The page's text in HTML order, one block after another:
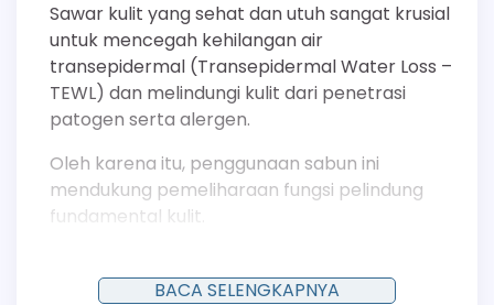
Sawar kulit yang sehat dan utuh sangat krusial
untuk mencegah kehilangan air
transepidermal (Transepidermal Water Loss –
TEWL) dan melindungi kulit dari penetrasi
patogen serta alergen.
Oleh karena itu, penggunaan sabun ini
mendukung pemeliharaan fungsi pelindung
fundamental kulit.
Regenerasi SelBACA SELENGKAPNYA